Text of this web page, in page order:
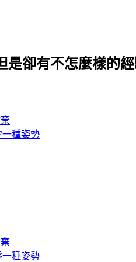
是卻有不怎麼樣的
一種姿勢
一種姿勢